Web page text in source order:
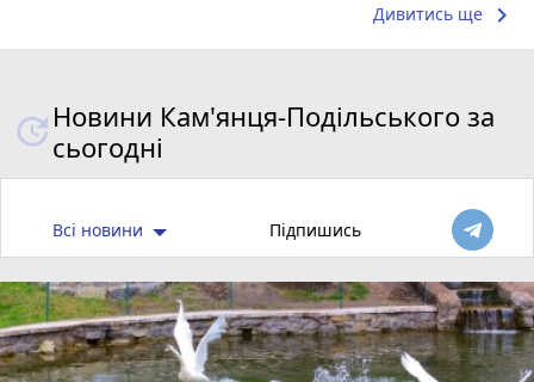
Дивитись ще keyboard_arrow_right
Новини Кам'янця-Подільського за
сьогодні
Всі новини Підпишись